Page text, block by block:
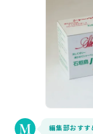
編集部おすす